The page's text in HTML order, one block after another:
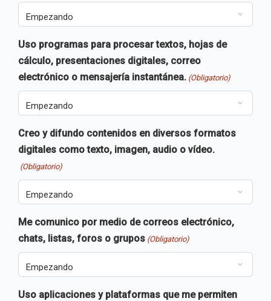
Uso programas para procesar textos, hojas de
cálculo, presentaciones digitales, correo
electrónico o mensajería instantánea. (Obligatorio)
Creo y difundo contenidos en diversos formatos
digitales como texto, imagen, audio o vídeo.
(Obligatorio)
Me comunico por medio de correos electrónico,
chats, listas, foros o grupos (Obligatorio)
Uso aplicaciones y plataformas que me permiten